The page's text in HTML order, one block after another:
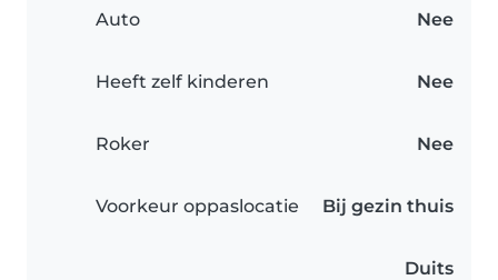
Auto Nee
Heeft zelf kinderen Nee
Roker Nee
Voorkeur oppaslocatie Bij gezin thuis
Duits